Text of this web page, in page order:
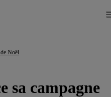
Noël
sa campagne